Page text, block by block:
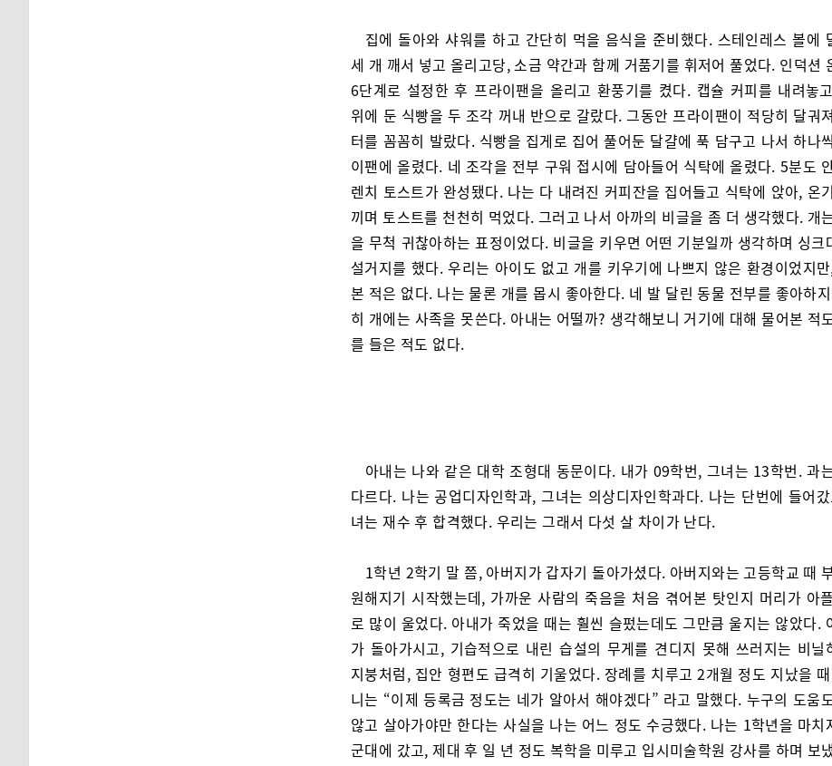
집에 돌아와 샤워를 하고 간단히 먹을 음식을 준비했다. 스테인레스 볼에
세 개 깨서 넣고 올리고당, 소금 약간과 함께 거품기를 휘저어 풀었다. 인덕션
6단계로 설정한 후 프라이팬을 올리고 환풍기를 켰다. 캡슐 커피를 내려놓
위에 둔 식빵을 두 조각 꺼내 반으로 갈랐다. 그동안 프라이팬이 적당히 달궈
터를 꼼꼼히 발랐다. 식빵을 집게로 집어 풀어둔 달걀에 푹 담구고 나서 하나
이팬에 올렸다. 네 조각을 전부 구워 접시에 담아들어 식탁에 올렸다. 5분도
렌치 토스트가 완성됐다. 나는 다 내려진 커피잔을 집어들고 식탁에 앉아, 온
끼며 토스트를 천천히 먹었다. 그러고 나서 아까의 비글을 좀 더 생각했다. 개
을 무척 귀찮아하는 표정이었다. 비글을 키우면 어떤 기분일까 생각하며 싱크
설거지를 했다. 우리는 아이도 없고 개를 키우기에 나쁘지 않은 환경이었지
본 적은 없다. 나는 물론 개를 몹시 좋아한다. 네 발 달린 동물 전부를 좋아하
히 개에는 사족을 못쓴다. 아내는 어떨까? 생각해보니 거기에 대해 물어본 적
를 들은 적도 없다.
아내는 나와 같은 대학 조형대 동문이다. 내가 09학번, 그녀는 13학번. 과
다르다. 나는 공업디자인학과, 그녀는 의상디자인학과다. 나는 단번에 들어
녀는 재수 후 합격했다. 우리는 그래서 다섯 살 차이가 난다.
1학년 2학기 말 쯤, 아버지가 갑자기 돌아가셨다. 아버지와는 고등학교 때
원해지기 시작했는데, 가까운 사람의 죽음을 처음 겪어본 탓인지 머리가 아
로 많이 울었다. 아내가 죽었을 때는 훨씬 슬펐는데도 그만큼 울지는 않았다.
가 돌아가시고, 기습적으로 내린 습설의 무게를 견디지 못해 쓰러지는 비닐
지붕처럼, 집안 형편도 급격히 기울었다. 장례를 치루고 2개월 정도 지났을
니는 “이제 등록금 정도는 네가 알아서 해야겠다” 라고 말했다. 누구의 도움
않고 살아가야만 한다는 사실을 나는 어느 정도 수긍했다. 나는 1학년을 마치
군대에 갔고, 제대 후 일 년 정도 복학을 미루고 입시미술학원 강사를 하며 보